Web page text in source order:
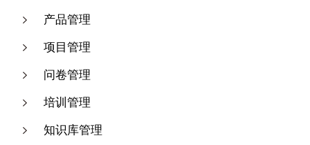
产品管理
项目管理
问卷管理
培训管理
知识库管理